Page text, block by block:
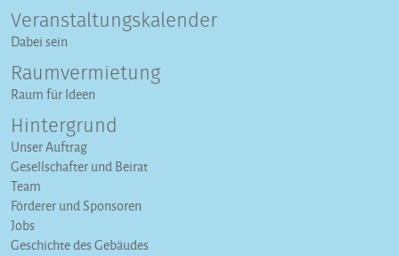
Veranstaltungs­kalender
Dabei sein
Raumvermietung
Raum für Ideen
Hintergrund
Unser Auftrag
Gesellschafter und Beirat
Team
Förderer und Sponsoren
Jobs
Geschichte des Gebäudes